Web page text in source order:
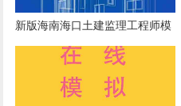
新版海南海口土建监理工程师模